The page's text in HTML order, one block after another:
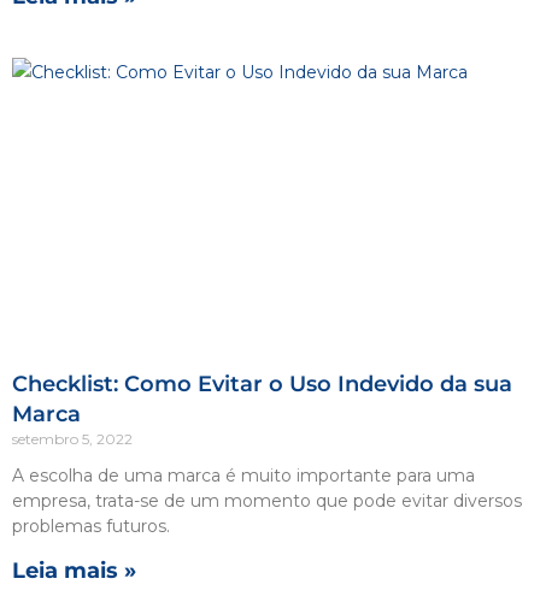
Checklist: Como Evitar o Uso Indevido da sua
Marca
setembro 5, 2022
A escolha de uma marca é muito importante para uma
empresa, trata-se de um momento que pode evitar diversos
problemas futuros.
Leia mais »